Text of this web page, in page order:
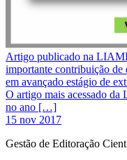
Artigo publicado na
importante contribuição
em avançado estágio de
O artigo mais acessado
no ano […]
15 nov 2017
Gestão de Editoração